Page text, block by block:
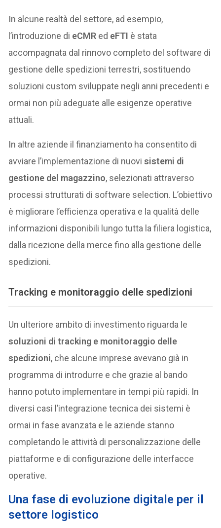
In alcune realtà del settore, ad esempio,
l’introduzione di eCMR ed eFTI è stata
accompagnata dal rinnovo completo del software di
gestione delle spedizioni terrestri, sostituendo
soluzioni custom sviluppate negli anni precedenti e
ormai non più adeguate alle esigenze operative
attuali.
In altre aziende il finanziamento ha consentito di
avviare l’implementazione di nuovisistemi di
gestione del magazzino, selezionati attraverso
processi strutturati di software selection. L’obiettivo
è migliorare l’efficienza operativa e la qualità delle
informazioni disponibili lungo tutta la filiera logistica,
dalla ricezione della merce fino alla gestione delle
spedizioni.
Tracking e monitoraggio delle spedizioni
Un ulteriore ambito di investimento riguarda le
soluzioni di tracking e monitoraggio delle
spedizioni, che alcune imprese avevano già in
programma di introdurre e che grazie al bando
hanno potuto implementare in tempi più rapidi. In
diversi casi l’integrazione tecnica dei sistemi è
ormai in fase avanzata e le aziende stanno
completando le attività di personalizzazione delle
piattaforme e di configurazione delle interfacce
operative.
Una fase di evoluzione digitale per il
settore logistico